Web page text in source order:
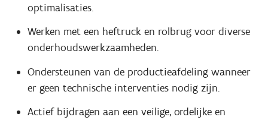
optimalisaties.
Werken met een heftruck en rolbrug voor diverse
onderhoudswerkzaamheden.
Ondersteunen van de productieafdeling wanneer
er geen technische interventies nodig zijn.
Actief bijdragen aan een veilige, ordelijke en